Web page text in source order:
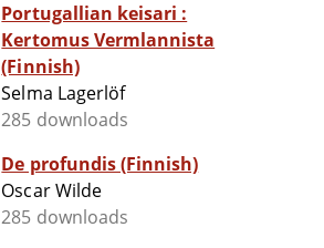
Portugallian keisari :
Kertomus Vermlannista
(Finnish)
Selma Lagerlöf
285 downloads
De profundis (Finnish)
Oscar Wilde
285 downloads